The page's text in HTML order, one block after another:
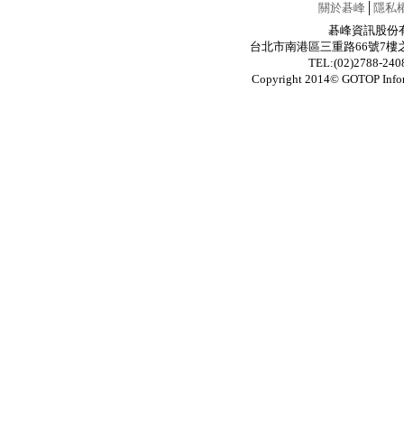
關於碁峰
隱私
碁峰資訊股份
台北市南港區三重路66號7樓
TEL:(02)2788-
Copyright 2014© GOTOP